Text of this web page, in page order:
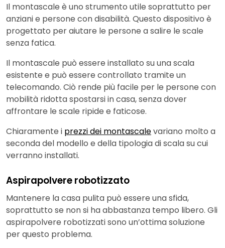
Il montascale è uno strumento utile soprattutto per
anziani e persone con disabilità. Questo dispositivo è
progettato per aiutare le persone a salire le scale
senza fatica.
Il montascale può essere installato su una scala
esistente e può essere controllato tramite un
telecomando. Ciò rende più facile per le persone con
mobilità ridotta spostarsi in casa, senza dover
affrontare le scale ripide e faticose.
Chiaramente i prezzi dei montascalevariano molto a
seconda del modello e della tipologia di scala su cui
verranno installati.
Aspirapolvere robotizzato
Mantenere la casa pulita può essere una sfida,
soprattutto se non si ha abbastanza tempo libero. Gli
aspirapolvere robotizzati sono un’ottima soluzione
per questo problema.